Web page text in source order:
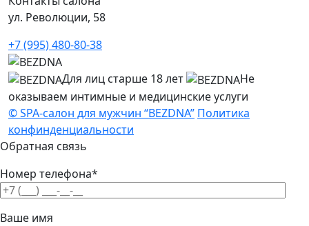
ул. Революции, 58
+7 (995) 480-80-38
Для лиц старше 18 лет
Не
оказываем интимные и медицинские услуги
© SPA-салон для мужчин “BEZDNA” Политика
конфинденциальности
Обратная связь
Номер телефона*
Ваше имя